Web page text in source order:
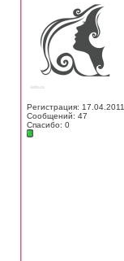
Регистрация: 17.04.2011
Сообщений: 47
Спасибо: 0